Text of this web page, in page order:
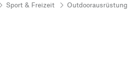
Sport & Freizeit Outdoorausrüstung